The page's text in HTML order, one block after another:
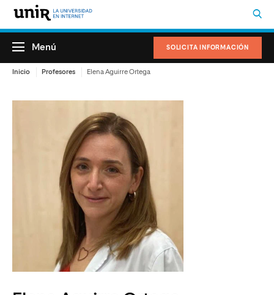
SOLICITA INFORMACIÓN
Menú
Inicio Profesores Elena Aguirre Ortega